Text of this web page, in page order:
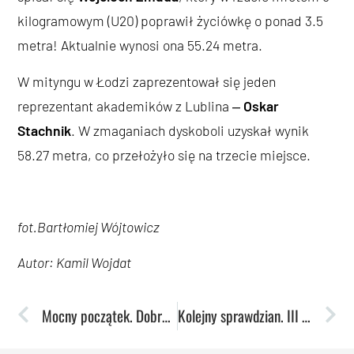
kilogramowym (U20) poprawił życiówkę o ponad 3.5
metra! Aktualnie wynosi ona 55.24 metra.
W mityngu w Łodzi zaprezentował się jeden
reprezentant akademików z Lublina ‒ Oskar
Stachnik. W zmaganiach dyskoboli uzyskał wynik
58.27 metra, co przełożyło się na trzecie miejsce.
fot.Bartłomiej Wójtowicz
Autor: Kamil Wojdat
Mocny początek. Dobry prognostyk na dalszą część sezonu! Kolejny sprawdzian. III Mityng LOZLA na plus